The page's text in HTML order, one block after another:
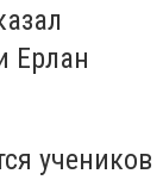
Ерлан
учеников